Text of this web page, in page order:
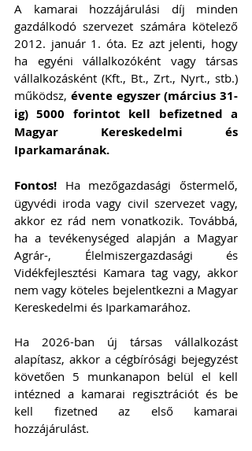
A kamarai hozzájárulási díj minden
gazdálkodó szervezet számára kötelező
2012. január 1. óta. Ez azt jelenti, hogy
ha egyéni vállalkozóként vagy társas
vállalkozásként (Kft., Bt., Zrt., Nyrt., stb.)
működsz, évente egyszer (március 31-
ig) 5000 forintot kell befizetned a
Magyar Kereskedelmi és
Iparkamarának.
Fontos! Ha mezőgazdasági őstermelő,
ügyvédi iroda vagy civil szervezet vagy,
akkor ez rád nem vonatkozik. Továbbá,
ha a tevékenységed alapján a Magyar
Agrár-, Élelmiszergazdasági és
Vidékfejlesztési Kamara tag vagy, akkor
nem vagy köteles bejelentkezni a Magyar
Kereskedelmi és Iparkamarához.
Ha 2026-ban új társas vállalkozást
alapítasz, akkor a cégbírósági bejegyzést
követően 5 munkanapon belül el kell
intézned a kamarai regisztrációt és be
kell fizetned az első kamarai
hozzájárulást.